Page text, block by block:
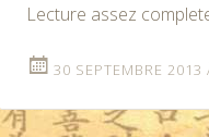
Lecture assez
30 SEPTEMBRE